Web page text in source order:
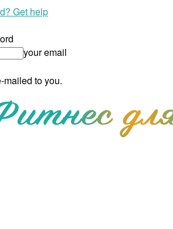
Get help
your email
to you.